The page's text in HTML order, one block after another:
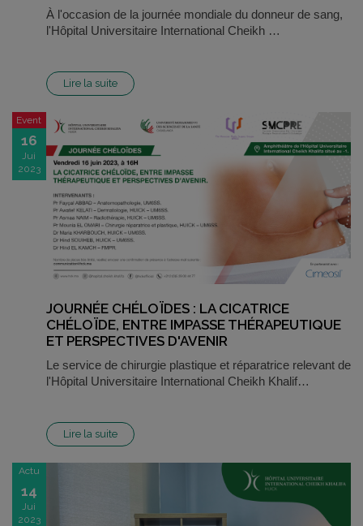
À l'occasion de la journée mondiale du donneur de sang,
l'Hôpital Universitaire International Cheikh …
Lire la suite
Event
16
Jui
2023
JOURNÉE CHÉLOÏDES : LA CICATRICE
CHÉLOÏDE, ENTRE IMPASSE THÉRAPEUTIQUE
ET PERSPECTIVES D'AVENIR
Le service de chirurgie plastique et réparatrice relevant de
l'Hôpital Universitaire International Cheikh Khalif…
Lire la suite
Actu
14
Jui
2023